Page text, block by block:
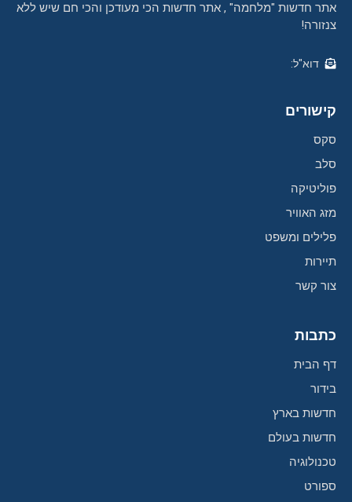
אתר חדשות "מלחמה" , אתר חדשות הכי מעודכן והכי חם שיש ללא
צנזורה!
דוא"ל:
קישורים
סקס
סלב
פוליטיקה
מזג האוויר
פלילים ומשפט
תיירות
צור קשר
כתבות
דף הבית
בידור
חדשות בארץ
חדשות בעולם
טכנולוגיה
ספורט